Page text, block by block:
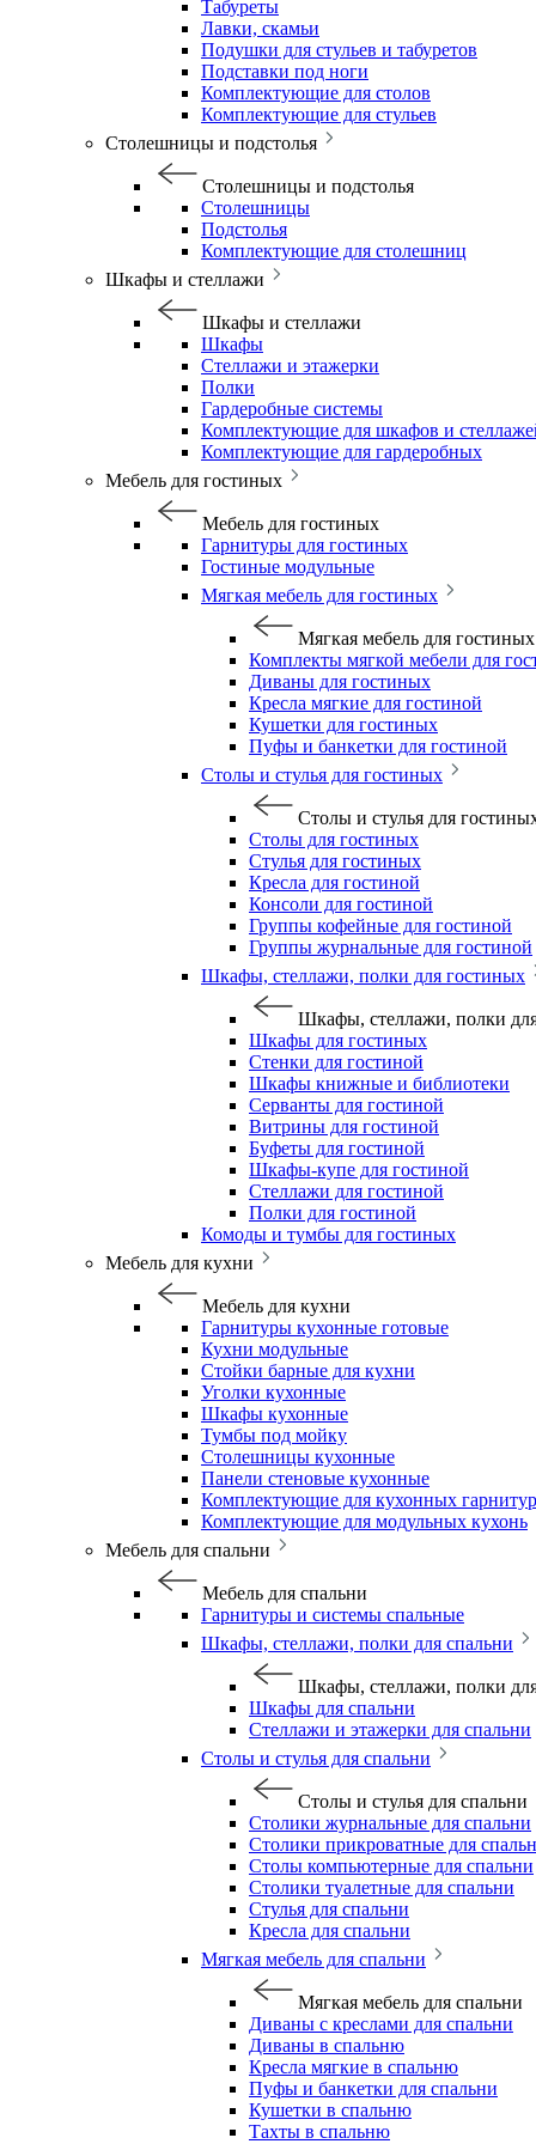
Табуреты
Лавки, скамьи
Подушки для стульев и табуретов
Подставки под ноги
Комплектующие для столов
Комплектующие для стульев
Столешницы и подстолья
Столешницы и подстолья
Столешницы
Подстолья
Комплектующие для столешниц
Шкафы и стеллажи
Шкафы и стеллажи
Шкафы
Стеллажи и этажерки
Полки
Гардеробные системы
Комплектующие для шкафов и
Комплектующие для гардеробных
Мебель для гостиных
Мебель для гостиных
Гарнитуры для гостиных
Гостиные модульные
Мягкая мебель для гостиных
Мягкая мебель для гостиных
Комплекты мягкой мебели для
Диваны для гостиных
Кресла мягкие для гостиной
Кушетки для гостиных
Пуфы и банкетки для гостиной
Столы и стулья для гостиных
Столы и стулья для
Столы для гостиных
Стулья для гостиных
Кресла для гостиной
Консоли для гостиной
Группы кофейные для гостиной
Группы журнальные для гостиной
Шкафы, стеллажи, полки для гостиных
Шкафы, стеллажи, полки
Шкафы для гостиных
Стенки для гостиной
Шкафы книжные и библиотеки
Серванты для гостиной
Витрины для гостиной
Буфеты для гостиной
Шкафы-купе для гостиной
Стеллажи для гостиной
Полки для гостиной
Комоды и тумбы для гостиных
Мебель для кухни
Мебель для кухни
Гарнитуры кухонные готовые
Кухни модульные
Стойки барные для кухни
Уголки кухонные
Шкафы кухонные
Тумбы под мойку
Столешницы кухонные
Панели стеновые кухонные
Комплектующие для кухонных
Комплектующие для модульных кухонь
Мебель для спальни
Мебель для спальни
Гарнитуры и системы спальные
Шкафы, стеллажи, полки для спальни
Шкафы, стеллажи, полки
Шкафы для спальни
Стеллажи и этажерки для спальни
Столы и стулья для спальни
Столы и стулья для спальни
Столики журнальные для спальни
Столики прикроватные для
Столы компьютерные для спальни
Столики туалетные для спальни
Стулья для спальни
Кресла для спальни
Мягкая мебель для спальни
Мягкая мебель для спальни
Диваны с креслами для спальни
Диваны в спальню
Кресла мягкие в спальню
Пуфы и банкетки для спальни
Кушетки в спальню
Тахты в спальню